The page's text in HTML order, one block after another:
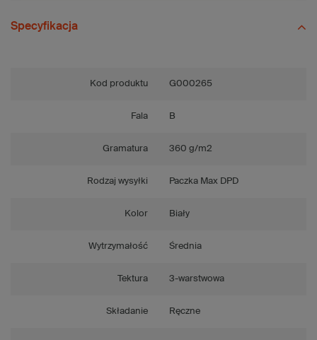
Specyfikacja
Kod produktu G000265
Fala B
Gramatura 360 g/m2
Rodzaj wysyłki Paczka Max DPD
Kolor Biały
Wytrzymałość Średnia
Tektura 3-warstwowa
Składanie Ręczne